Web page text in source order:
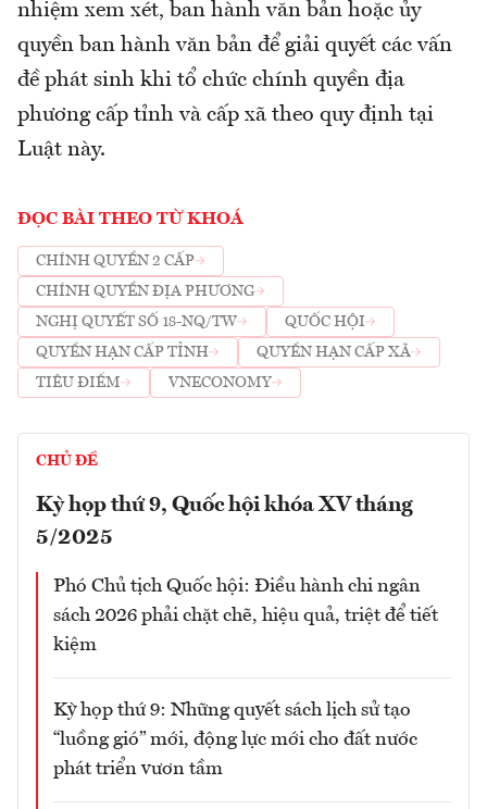
nhiệm xem xét, ban hành văn bản hoặc ủy
quyền ban hành văn bản để giải quyết các vấn
đề phát sinh khi tổ chức chính quyền địa
phương cấp tỉnh và cấp xã theo quy định tại
Luật này.
ĐỌC BÀI THEO TỪ KHOÁ
CHÍNH QUYỀN 2 CẤP
CHÍNH QUYỀN ĐỊA PHƯƠNG
NGHỊ QUYẾT SỐ 18-NQ/TW
QUỐC HỘI
QUYỀN HẠN CẤP TỈNH
QUYỀN HẠN CẤP XÃ
TIÊU ĐIỂM
VNECONOMY
CHỦ ĐỀ
Kỳ họp thứ 9, Quốc hội khóa XV tháng
5/2025
Phó Chủ tịch Quốc hội: Điều hành chi ngân
sách 2026 phải chặt chẽ, hiệu quả, triệt để tiết
kiệm
Kỳ họp thứ 9: Những quyết sách lịch sử tạo
“luồng gió” mới, động lực mới cho đất nước
phát triển vươn tầm